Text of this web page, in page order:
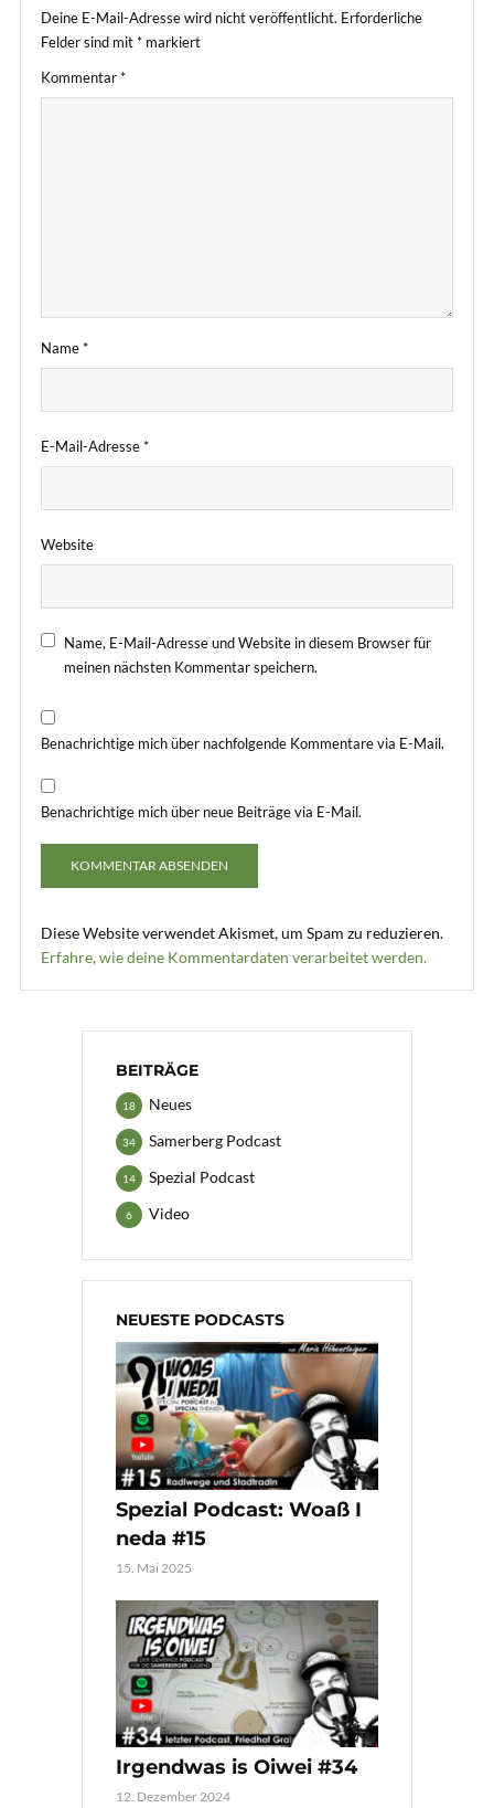
Deine E-Mail-Adresse wird nicht veröffentlicht. Erforderliche
Felder sind mit* markiert
Kommentar*
Name*
E-Mail-Adresse*
Website
Name, E-Mail-Adresse und Website in diesem Browser für
meinen nächsten Kommentar speichern.
Benachrichtige mich über nachfolgende Kommentare via E-Mail.
Benachrichtige mich über neue Beiträge via E-Mail.
Diese Website verwendet Akismet, um Spam zu reduzieren.
Erfahre, wie deine Kommentardaten verarbeitet werden.
BEITRÄGE
Neues
18
Samerberg Podcast
34
Spezial Podcast
14
Video
6
NEUESTE PODCASTS
Spezial Podcast: Woaß I
neda #15
15. Mai 2025
Irgendwas is Oiwei #34
12. Dezember 2024